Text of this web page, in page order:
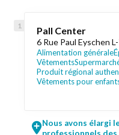
Pall Center
6 Rue Paul Eyschen
Alimentation générale
Vêtements
Produit régional
Vêtements pour
Nous avons élargi